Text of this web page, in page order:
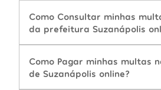
Como Consultar minhas
da prefeitura Suzanápolis
Como Pagar minhas multas
de Suzanápolis online?